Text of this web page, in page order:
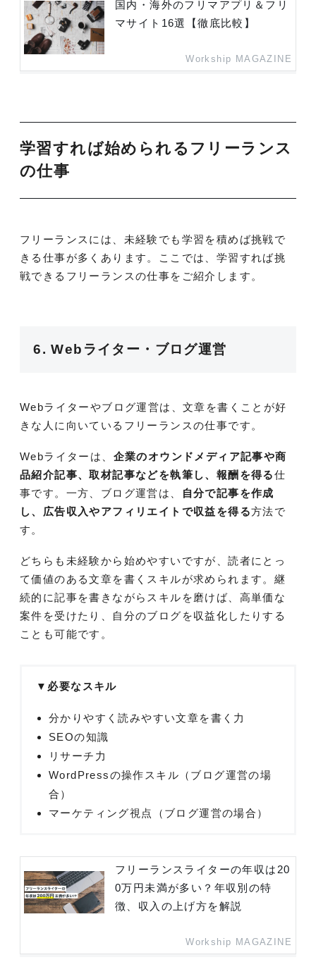
国内・海外のフリマアプリ＆フリ
マサイト16選【徹底比較】
Workship MAGAZINE
学習すれば始められるフリーランス
の仕事
フリーランスには、未経験でも学習を積めば挑戦で
きる仕事が多くあります。ここでは、学習すれば挑
戦できるフリーランスの仕事をご紹介します。
6. Webライター・ブログ運営
Webライターやブログ運営は、文章を書くことが好
きな人に向いているフリーランスの仕事です。
Webライターは、 企業のオウンドメディア記事や商
品紹介記事、取材記事などを執筆し、報酬を得る仕
事です。一方、ブログ運営は、
自分で記事を作成
し、広告収入やアフィリエイトで収益を得る方法で
す。
どちらも未経験から始めやすいですが、読者にとっ
て価値のある文章を書くスキルが求められます。継
続的に記事を書きながらスキルを磨けば、高単価な
案件を受けたり、自分のブログを収益化したりする
ことも可能です。
▼必要なスキル
分かりやすく読みやすい文章を書く力
SEOの知識
リサーチ力
WordPressの操作スキル（ブログ運営の場
合）
マーケティング視点（ブログ運営の場合）
フリーランスライターの年収は20
0万円未満が多い？年収別の特
徴、収入の上げ方を解説
Workship MAGAZINE